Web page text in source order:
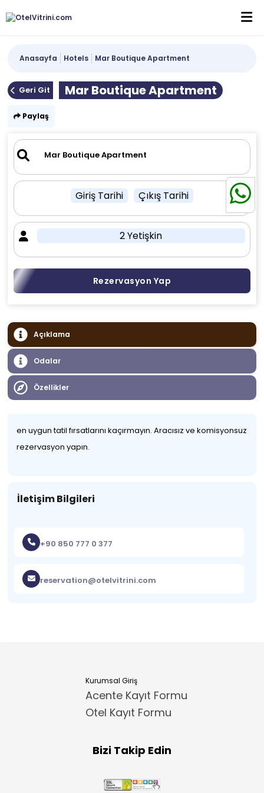
Anasayfa Hotels Mar Boutique Apartment
Geri Git Mar Boutique Apartment
Paylaş
Giriş Tarihi Çıkış Tarihi
2 Yetişkin
Rezervasyon Yap
Açıklama
Odalar
Özellikler
en uygun tatil fırsatlarını kaçırmayın. Aracısız ve komisyonsuz
rezervasyon yapın.
İletişim Bilgileri
+90 850 777 0 377
reservation@otelvitrini.com
Kurumsal Giriş
Acente Kayıt Formu
Otel Kayıt Formu
Bizi Takip Edin